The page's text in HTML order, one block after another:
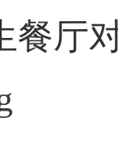
餐厅